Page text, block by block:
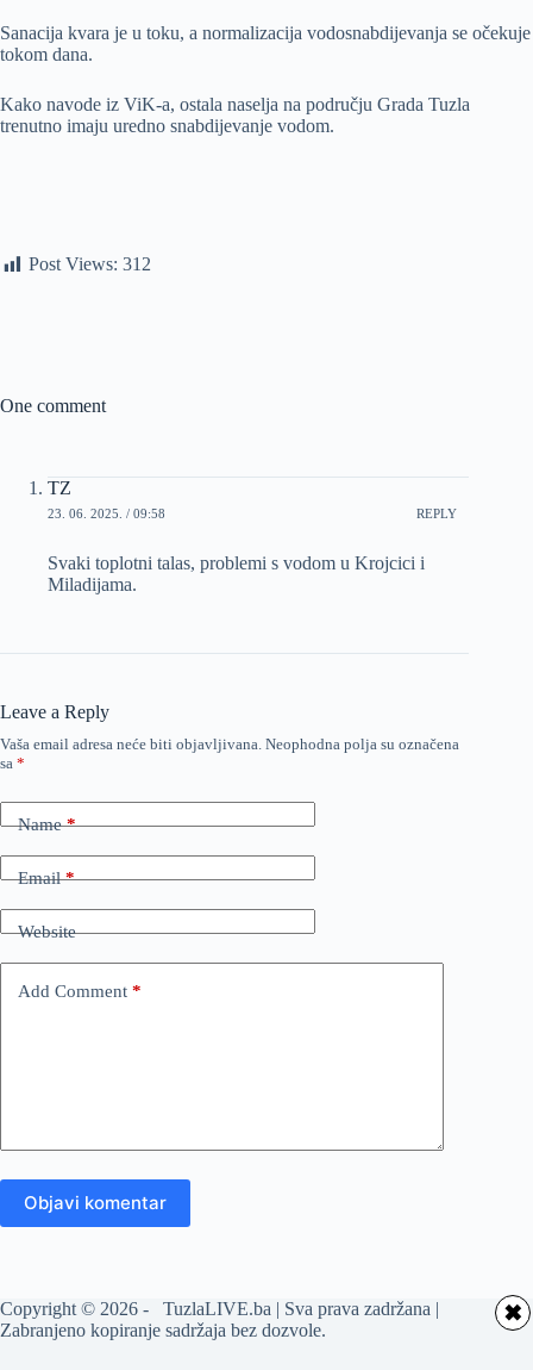
Sanacija kvara je u toku, a normalizacija vodosnabdijevanja se očekuje
tokom dana.
Kako navode iz ViK-a, ostala naselja na području Grada Tuzla
trenutno imaju uredno snabdijevanje vodom.
Post Views: 312
One comment
TZ
23. 06. 2025. / 09:58 REPLY
Svaki toplotni talas, problemi s vodom u Krojcici i
Miladijama.
Leave a Reply
Vaša email adresa neće biti objavljivana. Neophodna polja su označena
sa *
Name*
Email*
Website
Add Comment *
Objavi komentar
Copyright © 2026 - TuzlaLIVE.ba | Sva prava zadržana |
Zabranjeno kopiranje sadržaja bez dozvole.
✖